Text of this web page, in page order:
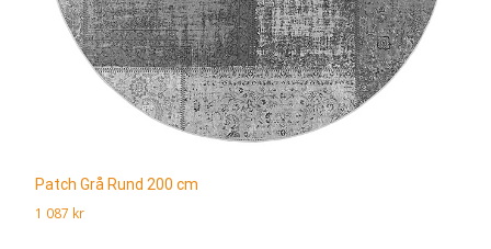
Patch Grå Rund 200 cm
1 087 kr